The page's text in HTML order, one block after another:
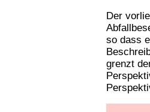
Der
so dass
grenzt